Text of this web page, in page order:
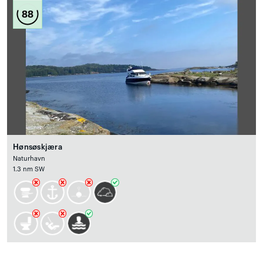
88
Hønsøskjæra
Naturhavn
1.3 nm SW